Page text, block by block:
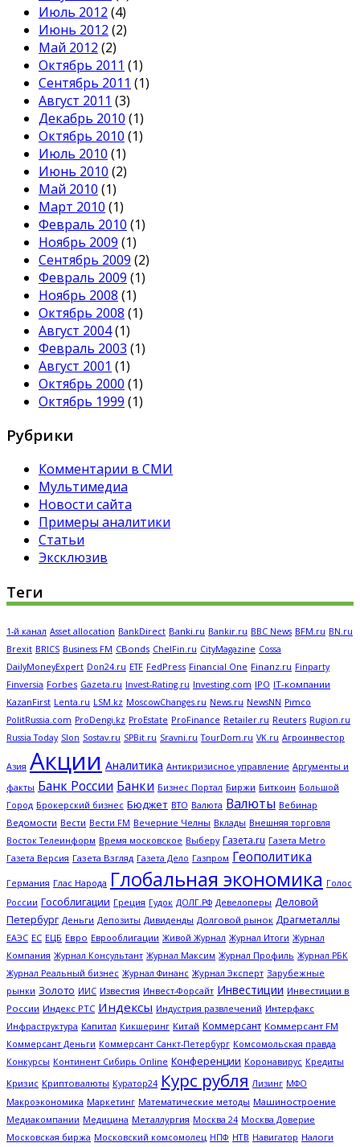
Июль 2012 (4)
Июнь 2012 (2)
Май 2012 (2)
Октябрь 2011 (1)
Сентябрь 2011 (1)
Август 2011 (3)
Декабрь 2010 (1)
Октябрь 2010 (1)
Июль 2010 (1)
Июнь 2010 (2)
Май 2010 (1)
Март 2010 (1)
Февраль 2010 (1)
Ноябрь 2009 (1)
Сентябрь 2009 (2)
Февраль 2009 (1)
Ноябрь 2008 (1)
Октябрь 2008 (1)
Август 2004(1)
Февраль 2003 (1)
Август 2001 (1)
Октябрь 2000 (1)
Октябрь 1999 (1)
Рубрики
Комментарии в СМИ
Мультимедиа
Новости сайта
Примеры аналитики
Статьи
Эксклюзив
Теги
1-й канал Asset allocation BankDirect Banki.ru Bankir.ru BBC News BFM.ru BN.ru
Brexit BRICS Business FM CBonds ChelFin.ru CityMagazine Cossa
DailyMoneyExpert Don24.ru ETF FedPress Financial One Finanz.ru Finparty
Finversia Forbes Gazeta.ru Invest-Rating.ru Investing.com IPO IT-компании
KazanFirst Lenta.ru LSM.kz MoscowChanges.ru News.ru NewsNN Pimco
PolitRussia.com ProDengi.kz ProEstate ProFinance Retailer.ru Reuters Rugion.ru
Russia Today Slon Sostav.ru SPBit.ru Sravni.ru TourDom.ru VK.ru Агроинвестор
Азия Акции Аналитика Антикризисное управление Аргументы и
факты Банк России Банки Бизнес Портал Биржи Биткоин Большой
Город Брокерский бизнес Бюджет ВТО Валюта Валюты Вебинар
Ведомости Вести Вести FM Вечерние Челны Вклады Внешняя торговля
Восток Телеинформ Время московское Выберу Газета.ru Газета Metro
Газета Версия Газета Взгляд Газета Дело Газпром Геополитика
Германия Глас Народа Глобальная экономика Голос
России Гособлигации Греция Гудок ДОЛГ.РФ Девелоперы Деловой
Петербург Деньги Депозиты Дивиденды Долговой рынок Драгметаллы
ЕАЭС ЕС ЕЦБ Евро Еврооблигации Живой Журнал Журнал Итоги Журнал
Компания Журнал Консультант Журнал Максим Журнал Профиль Журнал РБК
Журнал Реальный бизнес Журнал Финанс Журнал Эксперт Зарубежные
рынки Золото ИИС Известия Инвест-Форсайт Инвестиции Инвестиции в
России Индекс РТС Индексы Индустрия развлечений Интерфакс
Инфраструктура Капитал Кикшеринг Китай Коммерсант Коммерсант FM
Коммерсант Деньги Коммерсант Санкт-Петербург Комсомольская правда
Конкурсы Континент Сибирь Online Конференции Коронавирус Кредиты
Кризис Криптовалюты Куратор24 Курс рубля Лизинг МФО
Макроэкономика Маркетинг Математические методы Машиностроение
Медиакомпании Медицина Металлургия Москва 24 Москва Доверие
Московская биржа Московский комсомолец НПФ НТВ Навигатор Налоги